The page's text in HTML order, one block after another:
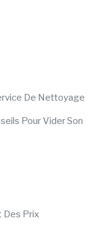
De Nettoyage
Pour Vider Son
Des Prix